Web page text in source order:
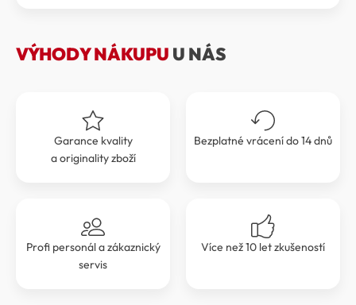
VÝHODY NÁKUPU U NÁS
Garance kvality
a originality zboží
Bezplatné vrácení do 14 dnů
Profi personál a zákaznický
servis
Více než 10 let zkušeností